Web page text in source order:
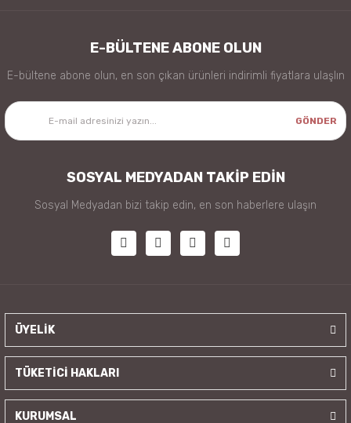
E-BÜLTENE ABONE OLUN
E-bültene abone olun, en son çıkan ürünleri indirimli fiyatlara ulaşlın
GÖNDER
SOSYAL MEDYADAN TAKİP EDİN
Sosyal Medyadan bizi takip edin, en son haberlere ulaşın
ÜYELİK
TÜKETİCİ HAKLARI
KURUMSAL